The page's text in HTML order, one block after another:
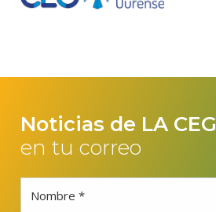
Noticias de LA CEG
en tu correo
Nombre *